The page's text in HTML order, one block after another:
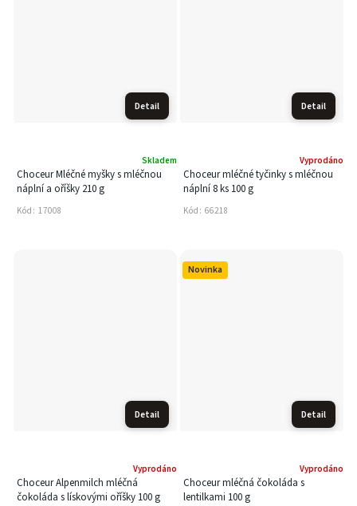
Detail
Choceur Mléčné myšky s mléčnou
náplní a oříšky 210 g
Skladem
Kód: 17008
Detail
Choceur mléčné tyčinky s mléčnou
náplní 8 ks 100 g
Vyprodáno
Kód: 66218
Detail
Choceur Alpenmilch mléčná
čokoláda s lískovými oříšky 100 g
Vyprodáno
Novinka
Detail
Choceur mléčná čokoláda s
lentilkami 100 g
Vyprodáno